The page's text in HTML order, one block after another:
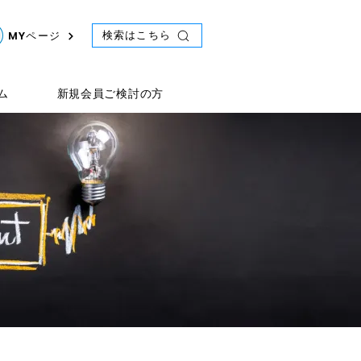
MYページ 検索はこちら
新規会員ご検討の方